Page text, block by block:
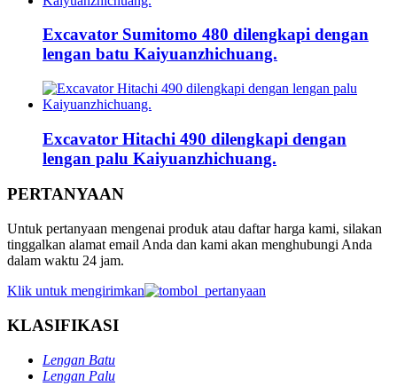
Excavator Sumitomo 480 dilengkapi dengan
lengan batu Kaiyuanzhichuang.
Excavator Hitachi 490 dilengkapi dengan
lengan palu Kaiyuanzhichuang.
PERTANYAAN
Untuk pertanyaan mengenai produk atau daftar harga kami, silakan
tinggalkan alamat email Anda dan kami akan menghubungi Anda
dalam waktu 24 jam.
Klik untuk mengirimkan
KLASIFIKASI
Lengan Batu
Lengan Palu